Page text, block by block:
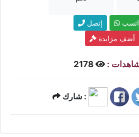
إتصل
أضف مزايدة
:
2178
شارك :